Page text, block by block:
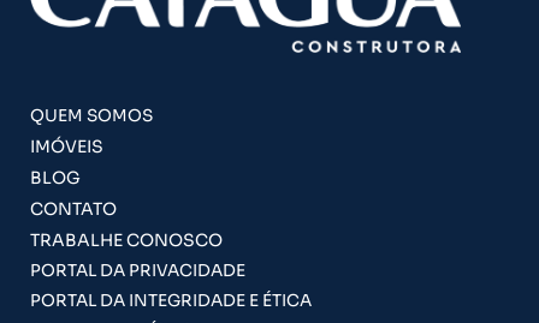
QUEM SOMOS
IMÓVEIS
BLOG
CONTATO
TRABALHE CONOSCO
PORTAL DA PRIVACIDADE
PORTAL DA INTEGRIDADE E ÉTICA